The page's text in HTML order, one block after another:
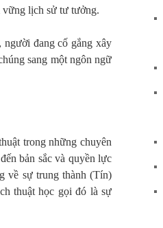
vững lịch sử tư tưởng.
đang cố gắng xây
sang một ngôn ngữ
trong những chuyên
bản sắc và quyền lực
về sự trung thành (Tín)
thuật học gọi đó là sự